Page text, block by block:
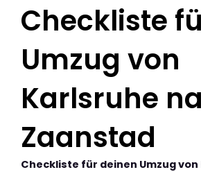
Checkliste
Umzug von
Karlsruhe
Zaanstad
Checkliste für deinen Umzug